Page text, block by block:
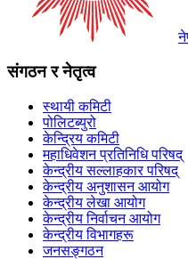
संगठन र नेतृत्व
स्थायी कमिटी
पोलिटब्युरो
केन्द्रिय कमिटी
महाधिवेशन प्रतिनिधि परिषद्
केन्द्रीय सल्लाहकार परिषद्
केन्द्रीय अनुशासन आयोग
केन्द्रीय लेखा आयोग
केन्द्रीय निर्वाचन आयोग
केन्द्रीय विभागहरू
जनसङ्गठन